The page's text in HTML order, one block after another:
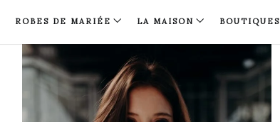
ROBES DE MARIÉE LA MAISON BOUTIQUES